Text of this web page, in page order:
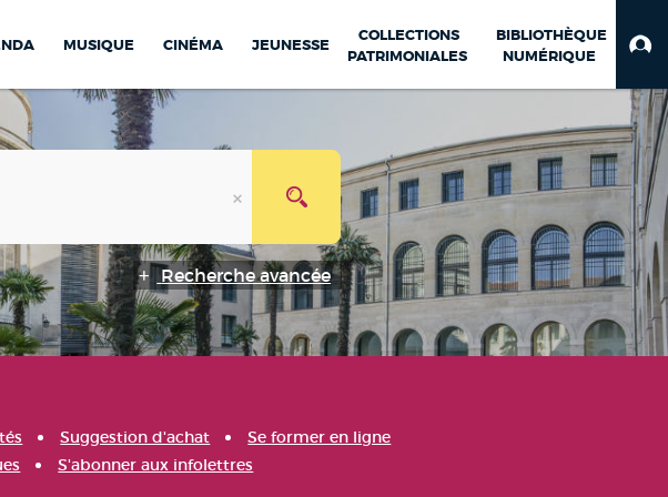
MUSIQUE CINÉMA JEUNESSE
COLLECTIONS
PATRIMONIALES
BIBLIOTHÈQUE
NUMÉRIQUE
Recherche avancée
Suggestion d'achat
Se former en ligne
S'abonner aux infolettres